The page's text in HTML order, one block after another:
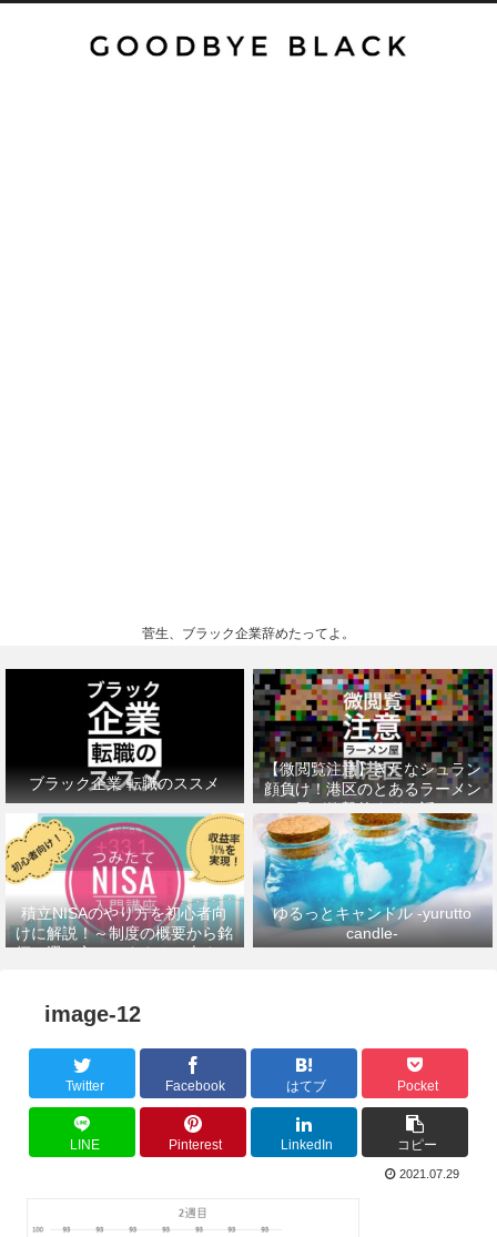
菅生、ブラック企業辞めたってよ。
ブラック企業 転職のススメ
【微閲覧注意】きたなシュラン
顔負け！港区のとあるラーメン
屋が衝撃的すぎた話。
積立NISAのやり方を初心者向
けに解説！～制度の概要から銘
柄の選び方、おすすめの本まで
ゆるっとキャンドル -yurutto
candle-
image-12
Twitter Facebook はてブ Pocket
LINE Pinterest LinkedIn コピー
2021.07.29